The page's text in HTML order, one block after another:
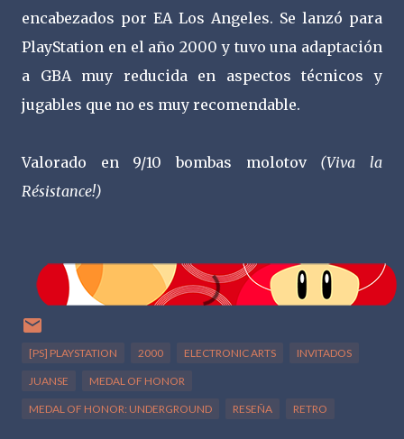
encabezados por EA Los Angeles. Se lanzó para
PlayStation en el año 2000 y tuvo una adaptación
a GBA muy reducida en aspectos técnicos y
jugables que no es muy recomendable.
Valorado en 9/10 bombas molotov (Viva la
Résistance!)
[PS] PLAYSTATION 2000 ELECTRONIC ARTS INVITADOS
JUANSE MEDAL OF HONOR
MEDAL OF HONOR: UNDERGROUND RESEÑA RETRO